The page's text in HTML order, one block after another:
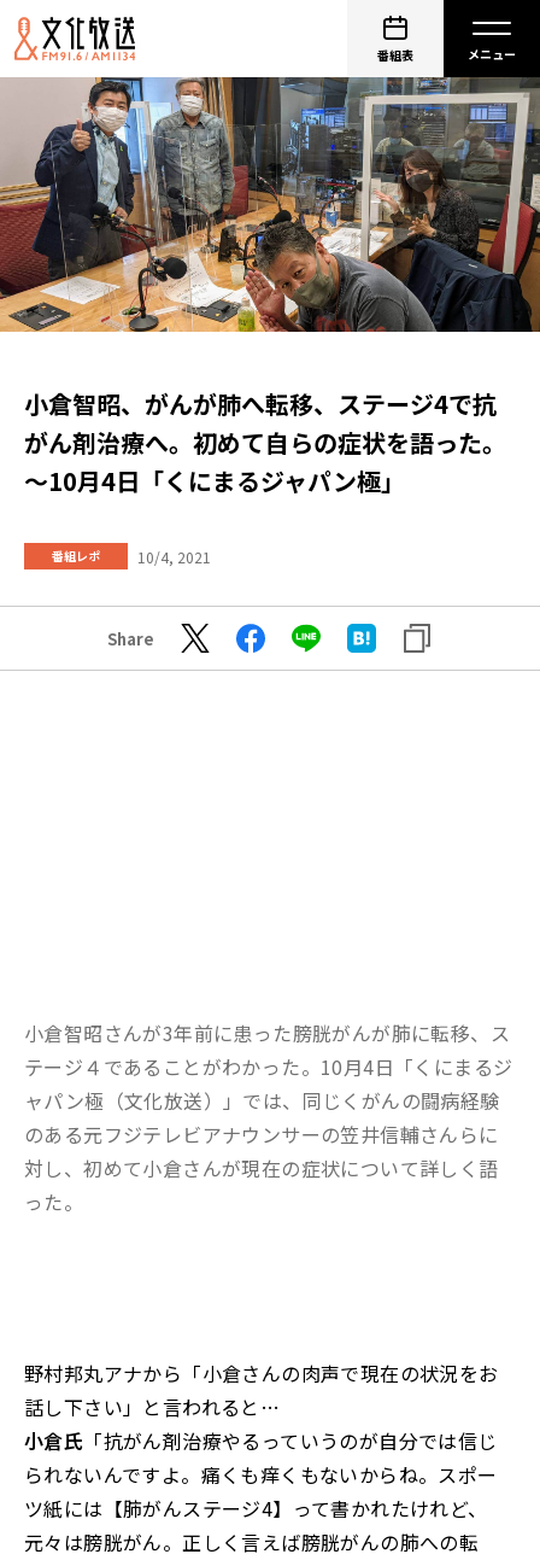
番組表
小倉智昭、がんが肺へ転移、ステージ4で抗
がん剤治療へ。初めて自らの症状を語った。
～10月4日「くにまるジャパン極」
番組レポ 10/4, 2021
Share
小倉智昭さんが3年前に患った膀胱がんが肺に転移、ス
テージ４であることがわかった。10月4日「くにまるジ
ャパン極（文化放送）」では、同じくがんの闘病経験
のある元フジテレビアナウンサーの笠井信輔さんらに
対し、初めて小倉さんが現在の症状について詳しく語
った。
野村邦丸アナから「小倉さんの肉声で現在の状況をお
話し下さい」と言われると…
小倉氏 「抗がん剤治療やるっていうのが自分では信じ
られないんですよ。痛くも痒くもないからね。スポー
ツ紙には【肺がんステージ4】って書かれたけれど、
元々は膀胱がん。正しく言えば膀胱がんの肺への転